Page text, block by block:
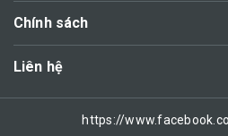
Chính sách
Liên hệ
https://